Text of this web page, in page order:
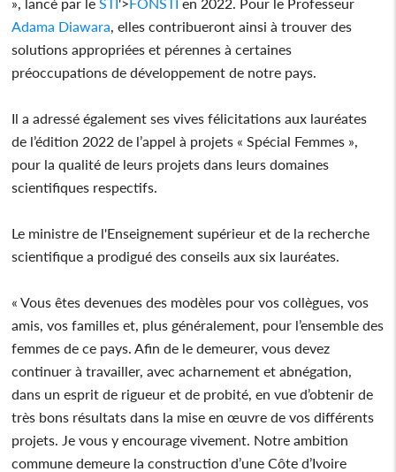
Adama Diawara , elles contribueront ainsi à trouver des
solutions appropriées et pérennes à certaines
préoccupations de développement de notre pays.
Il a adressé également ses vives félicitations aux lauréates
de l’édition 2022 de l’appel à projets « Spécial Femmes »,
pour la qualité de leurs projets dans leurs domaines
scientifiques respectifs.
Le ministre de l'Enseignement supérieur et de la recherche
scientifique a prodigué des conseils aux six lauréates.
« Vous êtes devenues des modèles pour vos collègues, vos
amis, vos familles et, plus généralement, pour l’ensemble des
femmes de ce pays. Afin de le demeurer, vous devez
continuer à travailler, avec acharnement et abnégation,
dans un esprit de rigueur et de probité, en vue d’obtenir de
très bons résultats dans la mise en œuvre de vos différents
projets. Je vous y encourage vivement. Notre ambition
commune demeure la construction d’une Côte d’Ivoire